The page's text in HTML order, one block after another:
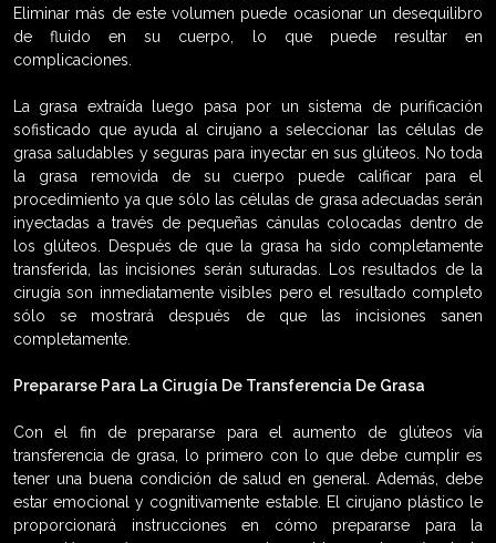
Eliminar más de este volumen puede ocasionar un desequilibro
de fluido en su cuerpo, lo que puede resultar en
complicaciones.
La grasa extraída luego pasa por un sistema de purificación
sofisticado que ayuda al cirujano a seleccionar las células de
grasa saludables y seguras para inyectar en sus glúteos. No toda
la grasa removida de su cuerpo puede calificar para el
procedimiento ya que sólo las células de grasa adecuadas serán
inyectadas a través de pequeñas cánulas colocadas dentro de
los glúteos. Después de que la grasa ha sido completamente
transferida, las incisiones serán suturadas. Los resultados de la
cirugía son inmediatamente visibles pero el resultado completo
sólo se mostrará después de que las incisiones sanen
completamente.
Prepararse Para La Cirugía De Transferencia De Grasa
Con el fin de prepararse para el aumento de glúteos vía
transferencia de grasa, lo primero con lo que debe cumplir es
tener una buena condición de salud en general. Además, debe
estar emocional y cognitivamente estable. El cirujano plástico le
proporcionará instrucciones en cómo prepararse para la